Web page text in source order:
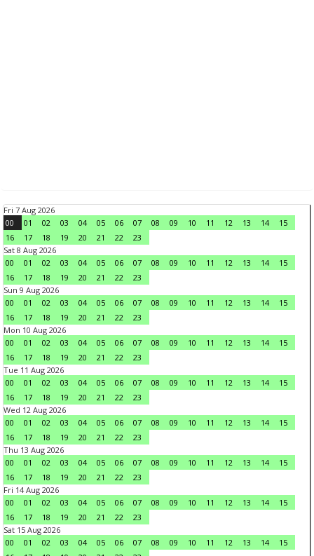
Fri 7 Aug 2026
00
01 02 03 04 05 06 07 08 09 10 11 12 13 14
15
16
17 18 19 20 21 22
23
Sat 8 Aug 2026
00
01 02 03 04 05 06 07 08 09 10 11 12 13 14
15
16
17 18 19 20 21 22
23
Sun 9 Aug 2026
00
01 02 03 04 05 06 07 08 09 10 11 12 13 14
15
16
17 18 19 20 21 22
23
Mon 10 Aug 2026
00
01 02 03 04 05 06 07 08 09 10 11 12 13 14
15
16
17 18 19 20 21 22
23
Tue 11 Aug 2026
00
01 02 03 04 05 06 07 08 09 10 11 12 13 14
15
16
17 18 19 20 21 22
23
Wed 12 Aug 2026
00
01 02 03 04 05 06 07 08 09 10 11 12 13 14
15
16
17 18 19 20 21 22
23
Thu 13 Aug 2026
00
01 02 03 04 05 06 07 08 09 10 11 12 13 14
15
16
17 18 19 20 21 22
23
Fri 14 Aug 2026
00
01 02 03 04 05 06 07 08 09 10 11 12 13 14
15
16
17 18 19 20 21 22
23
Sat 15 Aug 2026
00
01 02 03 04 05 06 07 08 09 10 11 12 13 14
15